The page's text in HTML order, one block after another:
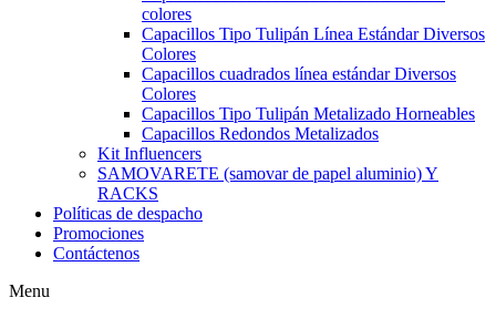
colores
Capacillos Tipo Tulipán Línea Estándar Diversos
Colores
Capacillos cuadrados línea estándar Diversos
Colores
Capacillos Tipo Tulipán Metalizado Horneables
Capacillos Redondos Metalizados
Kit Influencers
SAMOVARETE (samovar de papel aluminio) Y
RACKS
Políticas de despacho
Promociones
Contáctenos
Menu